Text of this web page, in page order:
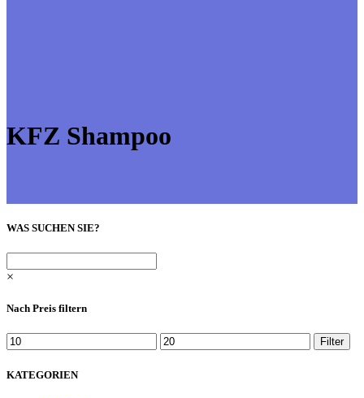
KFZ Shampoo
WAS SUCHEN SIE?
×
Nach Preis filtern
Min.
Preis
Max.
Preis
Filter
KATEGORIEN